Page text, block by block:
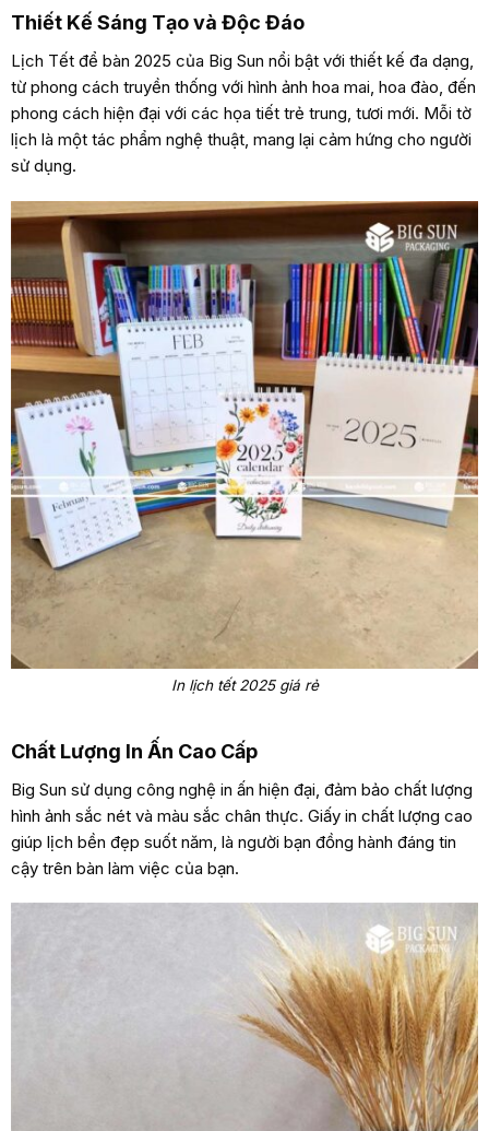
Thiết Kế Sáng Tạo và Độc Đáo
Lịch Tết để bàn 2025 của Big Sun nổi bật với thiết kế đa dạng,
từ phong cách truyền thống với hình ảnh hoa mai, hoa đào, đến
phong cách hiện đại với các họa tiết trẻ trung, tươi mới. Mỗi tờ
lịch là một tác phẩm nghệ thuật, mang lại cảm hứng cho người
sử dụng.
In lịch tết 2025 giá rẻ
Chất Lượng In Ấn Cao Cấp
Big Sun sử dụng công nghệ in ấn hiện đại, đảm bảo chất lượng
hình ảnh sắc nét và màu sắc chân thực. Giấy in chất lượng cao
giúp lịch bền đẹp suốt năm, là người bạn đồng hành đáng tin
cậy trên bàn làm việc của bạn.